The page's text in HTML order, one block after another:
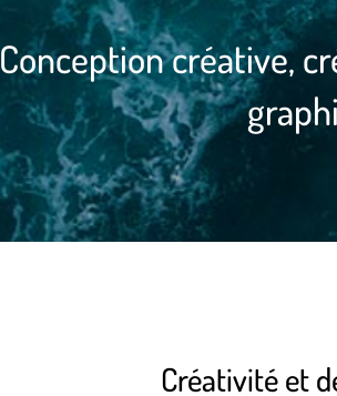
Conception créative,
Créativité et